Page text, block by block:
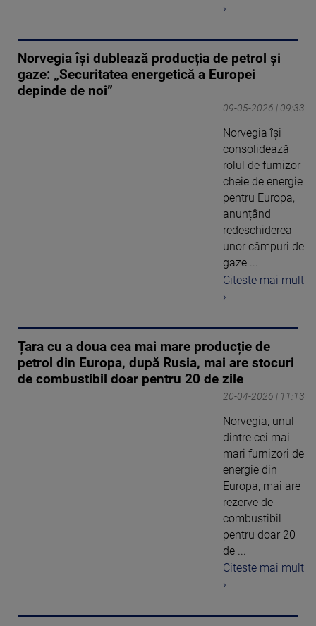
›
Norvegia își dublează producția de petrol și
gaze: „Securitatea energetică a Europei
depinde de noi”
09-05-2026 | 09:33
Norvegia își
consolidează
rolul de furnizor-
cheie de energie
pentru Europa,
anunțând
redeschiderea
unor câmpuri de
gaze ...
Citeste mai mult
›
Țara cu a doua cea mai mare producție de
petrol din Europa, după Rusia, mai are stocuri
de combustibil doar pentru 20 de zile
20-04-2026 | 11:13
Norvegia, unul
dintre cei mai
mari furnizori de
energie din
Europa, mai are
rezerve de
combustibil
pentru doar 20
de ...
Citeste mai mult
›